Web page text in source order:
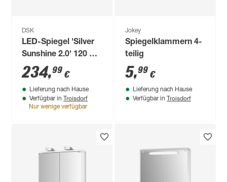
DSK
LED-Spiegel 'Silver
Sunshine 2.0' 120 x
70 cm
234,99 €
Lieferung nach Hause
Verfügbar in Troisdorf
Nur wenige verfügbar
Jokey
Spiegelklammern 4-
teilig
5,99 €
Lieferung nach Hause
Verfügbar in Troisdorf